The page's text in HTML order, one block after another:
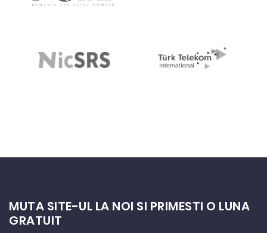
MUTA SITE-UL LA NOI SI PRIMESTI O LUNA
GRATUIT